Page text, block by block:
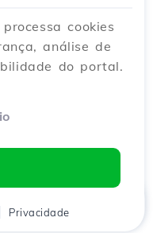
cookies
análise de
do portal.
Privacidade
Chat